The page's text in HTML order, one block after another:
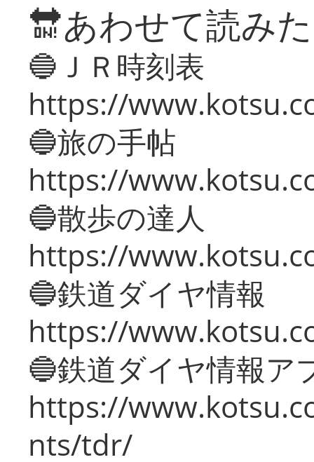
🔛あわせて読み
🔵ＪＲ時刻表
https://
🔵旅の手帖
https://
🔵散歩の達人
https://
🔵鉄道ダイヤ情報
https://
🔵鉄道ダイヤ情報ア
https://
nts/tdr/